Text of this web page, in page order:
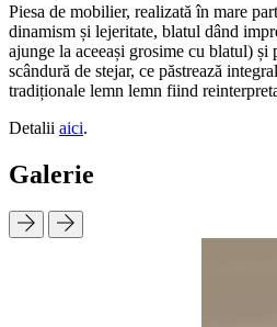
Piesa de mobilier, realizată în mare
dinamism și lejeritate, blatul dând
ajunge la aceeași grosime cu blatul)
scândură de stejar, ce păstrează
tradiționale lemn lemn fiind
Detalii aici.
Galerie